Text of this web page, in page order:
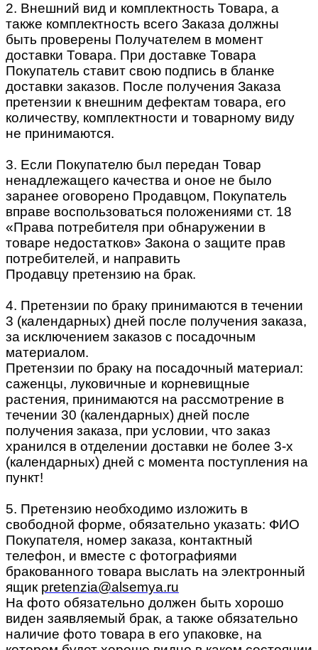
2. Внешний вид и комплектность Товара, а
также комплектность всего Заказа должны
быть проверены Получателем в момент
доставки Товара. При доставке Товара
Покупатель ставит свою подпись в бланке
доставки заказов. После получения Заказа
претензии к внешним дефектам товара, его
количеству, комплектности и товарному виду
не принимаются.
3. Если Покупателю был передан Товар
ненадлежащего качества и оное не было
заранее оговорено Продавцом, Покупатель
вправе воспользоваться положениями ст. 18
«Права потребителя при обнаружении в
товаре недостатков» Закона о защите прав
потребителей, и направить
Продавцу претензию на брак.
4. Претензии по браку принимаются в течении
3 (календарных) дней после получения заказа,
за исключением заказов с посадочным
материалом.
Претензии по браку на посадочный материал:
саженцы, луковичные и корневищные
растения, принимаются на рассмотрение в
течении 30 (календарных) дней после
получения заказа, при условии, что заказ
хранился в отделении доставки не более 3-х
(календарных) дней с момента поступления на
пункт!
5. Претензию необходимо изложить в
свободной форме, обязательно указать: ФИО
Покупателя, номер заказа, контактный
телефон, и вместе с фотографиями
бракованного товара выслать на электронный
ящик pretenzia@alsemya.ru
На фото обязательно должен быть хорошо
виден заявляемый брак, а также обязательно
наличие фото товара в его упаковке, на